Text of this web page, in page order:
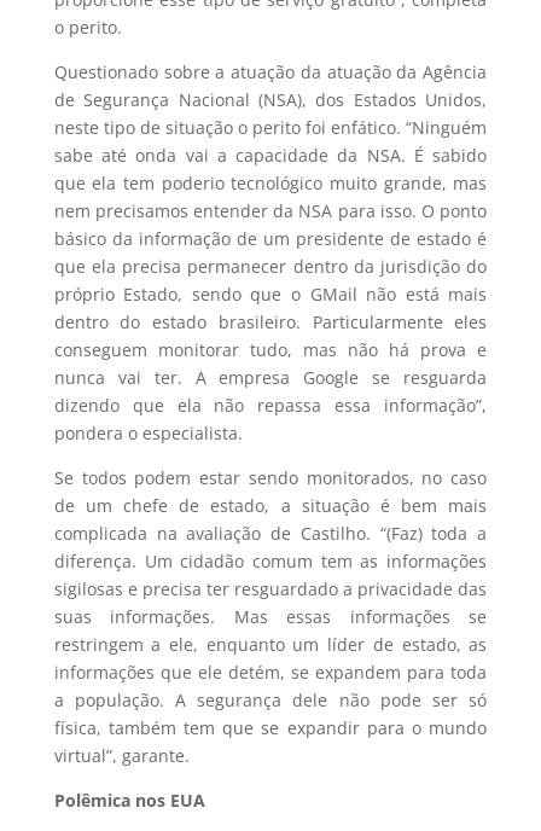
o perito.
Questionado sobre a atuação da atuação da Agência
de Segurança Nacional (NSA), dos Estados Unidos,
neste tipo de situação o perito foi enfático. “Ninguém
sabe até onda vai a capacidade da NSA. É sabido
que ela tem poderio tecnológico muito grande, mas
nem precisamos entender da NSA para isso. O ponto
básico da informação de um presidente de estado é
que ela precisa permanecer dentro da jurisdição do
próprio Estado, sendo que o GMail não está mais
dentro do estado brasileiro. Particularmente eles
conseguem monitorar tudo, mas não há prova e
nunca vai ter. A empresa Google se resguarda
dizendo que ela não repassa essa informação”,
pondera o especialista.
Se todos podem estar sendo monitorados, no caso
de um chefe de estado, a situação é bem mais
complicada na avaliação de Castilho. “(Faz) toda a
diferença. Um cidadão comum tem as informações
sigilosas e precisa ter resguardado a privacidade das
suas informações. Mas essas informações se
restringem a ele, enquanto um líder de estado, as
informações que ele detém, se expandem para toda
a população. A segurança dele não pode ser só
física, também tem que se expandir para o mundo
virtual”, garante.
Polêmica nos EUA